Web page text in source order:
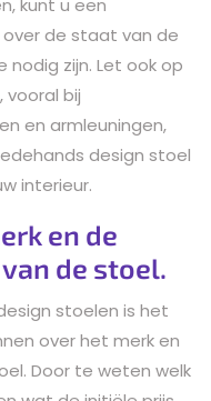
de staat van de
zijn. Let ook op
bij
en armleuningen,
design stoel
interieur.
en de
de stoel.
stoelen is het
over het merk en
Door te weten welk